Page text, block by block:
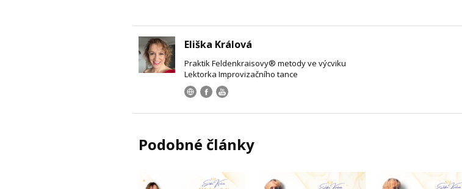
Eliška Králová
Praktik Feldenkraisovy® metody ve výcviku
Lektorka Improvizačního tance
Podobné články